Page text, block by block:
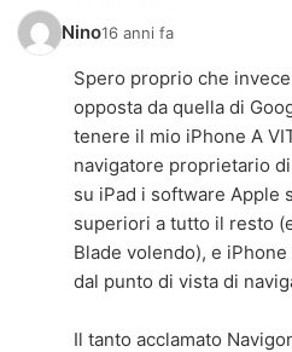
Nino16 anni fa
Spero proprio che
opposta da quella di
tenere il mio iPhone A
navigatore proprietario
su iPad i software Apple
superiori a tutto il resto
Blade volendo), e
dal punto di vista di
Il tanto acclamato